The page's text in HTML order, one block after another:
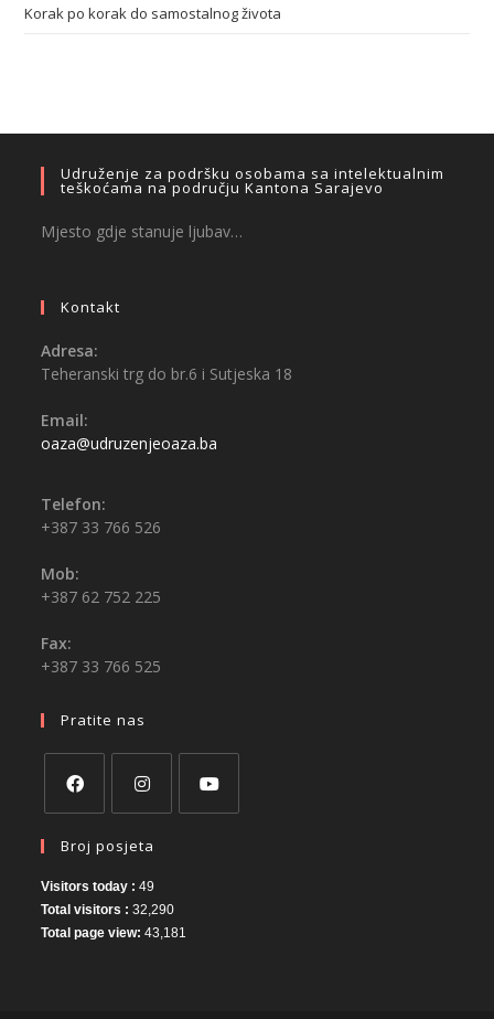
Korak po korak do samostalnog života
Udruženje za podršku osobama sa intelektualnim
teškoćama na području Kantona Sarajevo
Mjesto gdje stanuje ljubav…
Kontakt
Adresa:
Teheranski trg do br.6 i Sutjeska 18
Email:
oaza@udruzenjeoaza.ba
Telefon:
+387 33 766 526
Mob:
+387 62 752 225
Fax:
+387 33 766 525
Pratite nas
Broj posjeta
Visitors today :49
Total visitors :32,290
Total page view:43,181